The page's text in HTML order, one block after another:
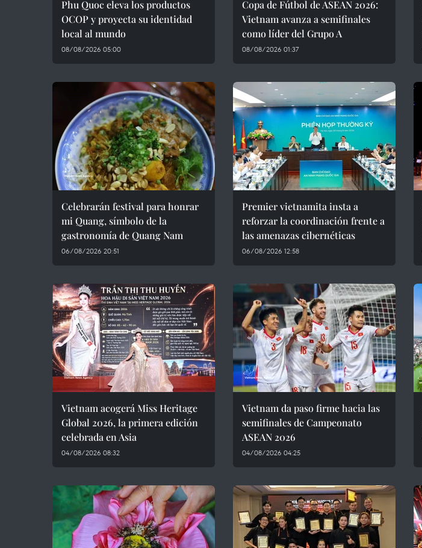
Phu Quoc eleva los productos
OCOP y proyecta su identidad
local al mundo
08/08/2026 05:00
Copa de Fútbol de ASEAN 2026:
Vietnam avanza a semifinales
como líder del Grupo A
08/08/2026 01:37
Celebrarán festival para honrar
mi Quang, símbolo de la
gastronomía de Quang Nam
06/08/2026 20:51
Premier vietnamita insta a
reforzar la coordinación frente a
las amenazas cibernéticas
06/08/2026 12:58
Vietnam acogerá Miss Heritage
Global 2026, la primera edición
celebrada en Asia
04/08/2026 08:32
Vietnam da paso firme hacia las
semifinales de Campeonato
ASEAN 2026
04/08/2026 04:25